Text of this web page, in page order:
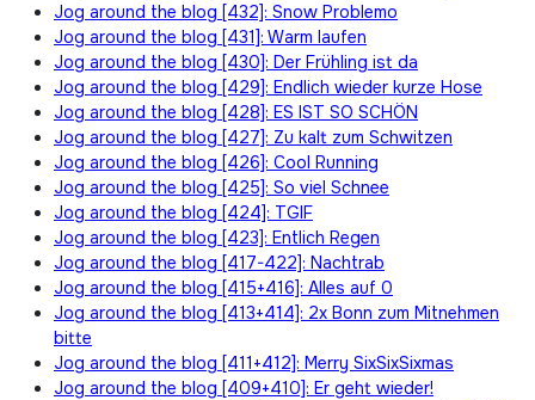
Jog around the blog [432]: Snow Problemo
Jog around the blog [431]: Warm laufen
Jog around the blog [430]: Der Frühling ist da
Jog around the blog [429]: Endlich wieder kurze Hose
Jog around the blog [428]: ES IST SO SCHÖN
Jog around the blog [427]: Zu kalt zum Schwitzen
Jog around the blog [426]: Cool Running
Jog around the blog [425]: So viel Schnee
Jog around the blog [424]: TGIF
Jog around the blog [423]: Entlich Regen
Jog around the blog [417-422]: Nachtrab
Jog around the blog [415+416]: Alles auf 0
Jog around the blog [413+414]: 2x Bonn zum Mitnehmen
bitte
Jog around the blog [411+412]: Merry SixSixSixmas
Jog around the blog [409+410]: Er geht wieder!